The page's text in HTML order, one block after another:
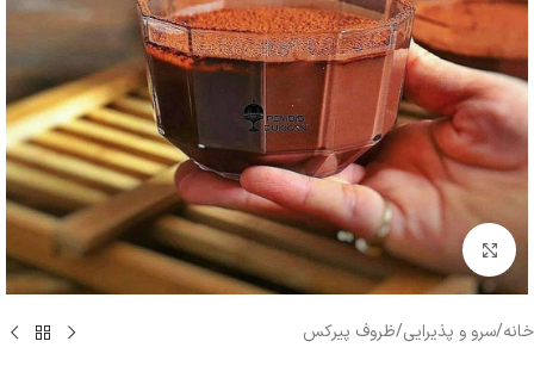
بزرگنمایی تصویر
خانه/سرو و پذیرایی/ظروف پیرکس